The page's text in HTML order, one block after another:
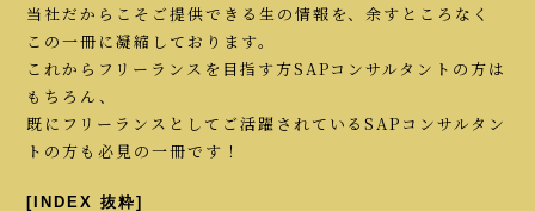
当社だからこそご提供できる生の情報を、余すところなく
この一冊に凝縮しております。
これからフリーランスを目指す方SAPコンサルタントの方は
もちろん、
既にフリーランスとしてご活躍されているSAPコンサルタン
トの方も必見の一冊です！
[INDEX 抜粋]